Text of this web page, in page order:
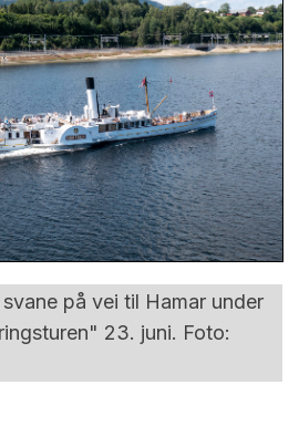
på vei til Hamar under
23. juni. Foto: